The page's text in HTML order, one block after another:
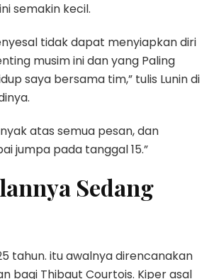
semakin kecil.
tidak dapat menyiapkan diri
musim ini dan yang Paling
saya bersama tim,” tulis Lunin di
atas semua pesan, dan
jumpa pada tanggal 15.”
Sedang
tahun. itu awalnya direncanakan
bagi Thibaut Courtois. Kiper asal